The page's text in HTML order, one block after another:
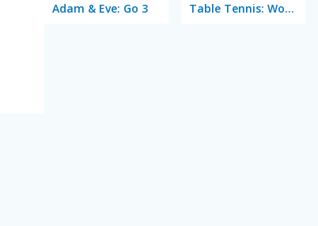
Adam & Eve: Go 3 Table Tennis: World Tour